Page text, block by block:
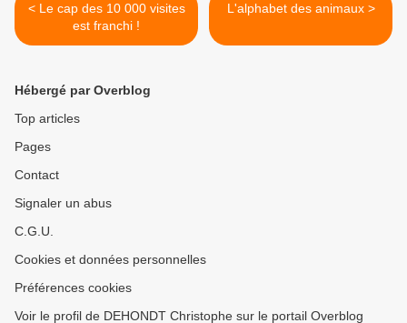
< Le cap des 10 000 visites
est franchi !
L'alphabet des animaux >
Hébergé par Overblog
Top articles
Pages
Contact
Signaler un abus
C.G.U.
Cookies et données personnelles
Préférences cookies
Voir le profil de DEHONDT Christophe sur le portail Overblog